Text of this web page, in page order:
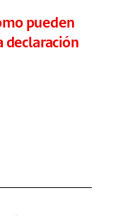
pueden
declaración